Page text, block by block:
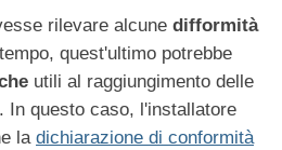
rilevare alcune difformità
quest'ultimo potrebbe
utili al raggiungimento delle
In questo caso, l'installatore
la dichiarazione di conformità